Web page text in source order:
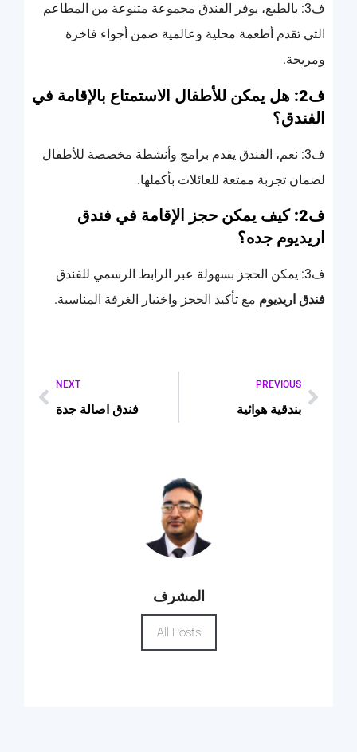
ف3: بالطبع، يوفر الفندق مجموعة متنوعة من المطاعم
التي تقدم أطعمة محلية وعالمية ضمن أجواء فاخرة
ومريحة.
ف2: هل يمكن للأطفال الاستمتاع بالإقامة في
الفندق؟
ف3: نعم، الفندق يقدم برامج وأنشطة مخصصة للأطفال
لضمان تجربة ممتعة للعائلات بأكملها.
ف2: كيف يمكن حجز الإقامة في فندق
اريديوم جده؟
ف3: يمكن الحجز بسهولة عبر الرابط الرسمي للفندق
فندق اريديوم مع تأكيد الحجز واختيار الغرفة المناسبة.
PREVIOUS
بندقية هوائية
NEXT
فندق اصالة جدة
المشرف
All Posts